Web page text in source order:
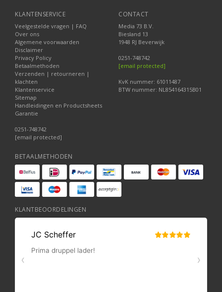
KLANTENSERVICE
Veelgestelde vragen | FAQ
Over ons
Algemene voorwaarden
Disclaimer
Privacy Policy
Betaalmethoden
Verzenden | retourneren |
klachten
Klantenservice
Sitemap
Handleidingen en Productsheets
Garantie
0251-748742
[email protected]
CONTACT
Media 73 B.V.
Biesland 13
1948 RJ Beverwijk
0251-748742
[email protected]
KvK nummer: 61011487
BTW nummer: NL854164315B01
BETAALMETHODEN
KLANTBEOORDELINGEN